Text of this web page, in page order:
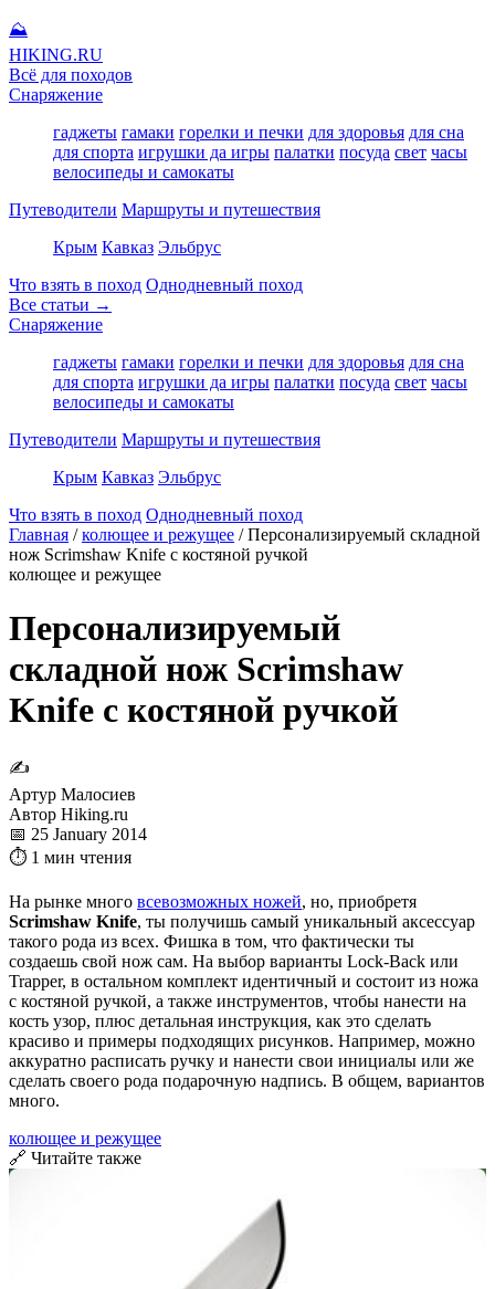
⛰
HIKING.RU
Всё для походов
Снаряжение
гаджеты гамаки горелки и печки для здоровья для сна
для спорта игрушки да игры палатки посуда свет часы
велосипеды и самокаты
Путеводители Маршруты и путешествия
Крым Кавказ Эльбрус
Что взять в поход Однодневный поход
Все статьи →
Снаряжение
гаджеты гамаки горелки и печки для здоровья для сна
для спорта игрушки да игры палатки посуда свет часы
велосипеды и самокаты
Путеводители Маршруты и путешествия
Крым Кавказ Эльбрус
Что взять в поход Однодневный поход
Главная / колющее и режущее / Персонализируемый складной
нож Scrimshaw Knife с костяной ручкой
колющее и режущее
Персонализируемый
складной нож Scrimshaw
Knife с костяной ручкой
✍
Артур Малосиев
Автор Hiking.ru
📅 25 January 2014
⏱ 1 мин чтения
На рынке много всевозможных ножей, но, приобретя
Scrimshaw Knife, ты получишь самый уникальный аксессуар
такого рода из всех. Фишка в том, что фактически ты
создаешь свой нож сам. На выбор варианты Lock-Back или
Trapper, в остальном комплект идентичный и состоит из ножа
с костяной ручкой, а также инструментов, чтобы нанести на
кость узор, плюс детальная инструкция, как это сделать
красиво и примеры подходящих рисунков. Например, можно
аккуратно расписать ручку и нанести свои инициалы или же
сделать своего рода подарочную надпись. В общем, вариантов
много.
колющее и режущее
🔗 Читайте также